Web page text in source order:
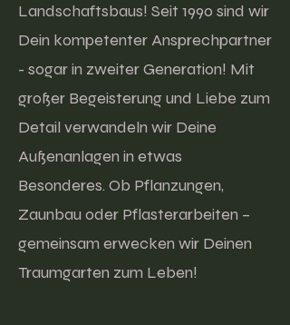
Landschaftsbaus! Seit 1990 sind wir
Dein kompetenter Ansprechpartner
- sogar in zweiter Generation! Mit
großer Begeisterung und Liebe zum
Detail verwandeln wir Deine
Außenanlagen in etwas
Besonderes. Ob Pflanzungen,
Zaunbau oder Pflasterarbeiten –
gemeinsam erwecken wir Deinen
Traumgarten zum Leben!